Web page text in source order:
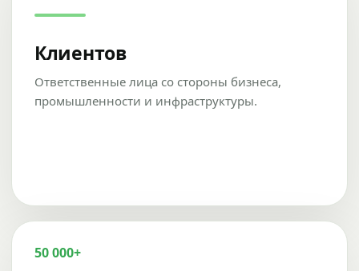
Клиентов
Ответственные лица со стороны бизнеса,
промышленности и инфраструктуры.
50 000+